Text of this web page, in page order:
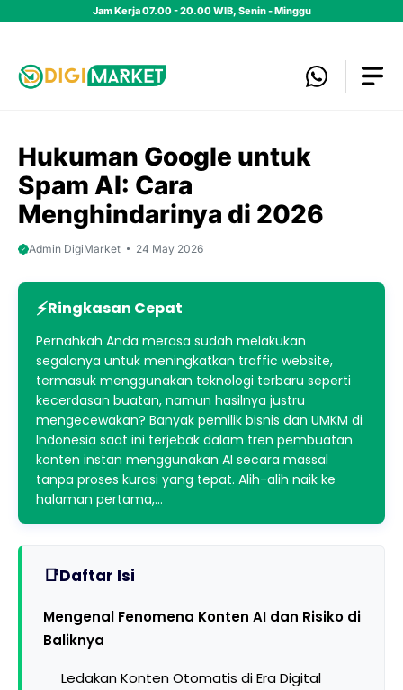
Jam Kerja 07.00 - 20.00 WIB, Senin - Minggu
Hukuman Google untuk
Spam AI: Cara
Menghindarinya di 2026
Admin DigiMarket 24 May 2026
Ringkasan Cepat
Pernahkah Anda merasa sudah melakukan
segalanya untuk meningkatkan traffic website,
termasuk menggunakan teknologi terbaru seperti
kecerdasan buatan, namun hasilnya justru
mengecewakan? Banyak pemilik bisnis dan UMKM di
Indonesia saat ini terjebak dalam tren pembuatan
konten instan menggunakan AI secara massal
tanpa proses kurasi yang tepat. Alih-alih naik ke
halaman pertama,…
Daftar Isi
Mengenal Fenomena Konten AI dan Risiko di
Baliknya
Ledakan Konten Otomatis di Era Digital